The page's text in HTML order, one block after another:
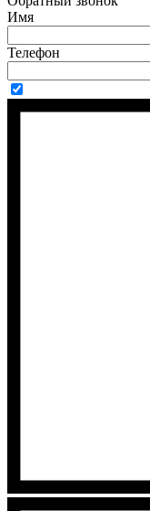
Имя
Телефон